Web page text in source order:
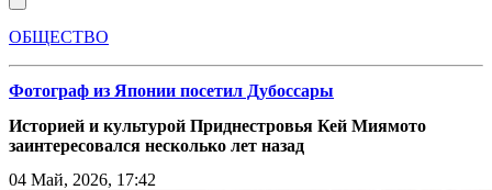
ОБЩЕСТВО
Фотограф из Японии посетил Дубоссары
Историей и культурой Приднестровья Кей Миямото
заинтересовался несколько лет назад
04 Май, 2026, 17:42